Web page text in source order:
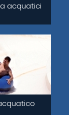
acquatici